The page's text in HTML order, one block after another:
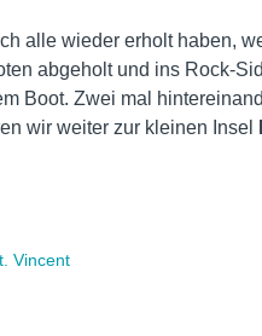
alle wieder erholt haben,
abgeholt und ins Rock-
Boot. Zwei mal
wir weiter zur kleinen Insel
Vincent